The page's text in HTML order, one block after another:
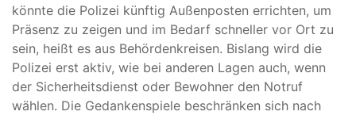
könnte die Polizei künftig Außenposten errichten, um
Präsenz zu zeigen und im Bedarf schneller vor Ort zu
sein, heißt es aus Behördenkreisen. Bislang wird die
Polizei erst aktiv, wie bei anderen Lagen auch, wenn
der Sicherheitsdienst oder Bewohner den Notruf
wählen. Die Gedankenspiele beschränken sich nach